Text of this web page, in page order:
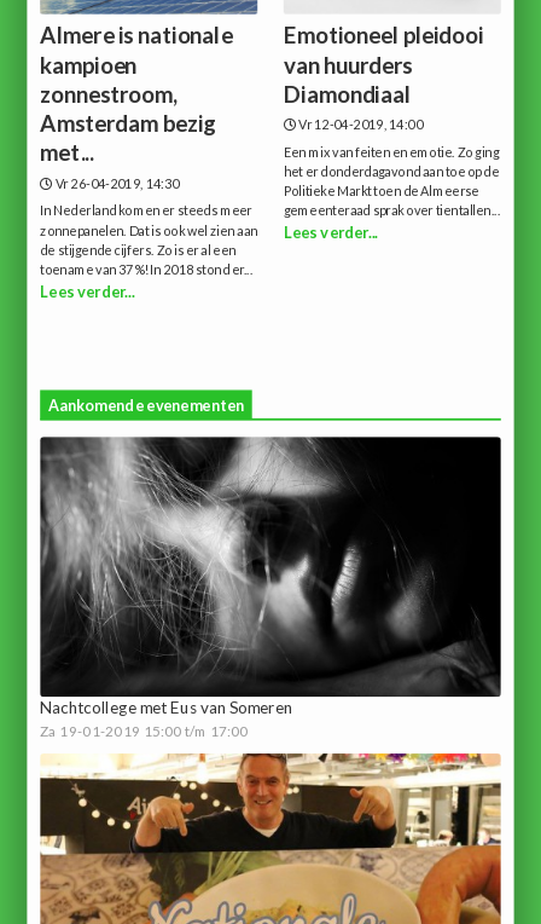
Almere is nationale
kampioen
zonnestroom,
Amsterdam bezig
met...
Vr 26-04-2019, 14:30
In Nederland komen er steeds meer
zonnepanelen. Dat is ook wel zien aan
de stijgende cijfers. Zo is er al een
toename van 37%!In 2018 stond er...
Lees verder...
Emotioneel pleidooi
van huurders
Diamondiaal
Vr 12-04-2019, 14:00
Een mix van feiten en emotie. Zo ging
het er donderdagavond aan toe op de
Politieke Markt toen de Almeerse
gemeenteraad sprak over tientallen...
Lees verder...
Aankomende evenementen
Nachtcollege met Eus van Someren
Za 19-01-2019 15:00 t/m 17:00